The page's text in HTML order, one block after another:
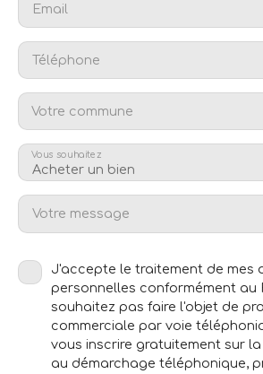
Email
Téléphone
Votre commune
Acheter un bien
Vous souhaitez
Votre message
J'accepte le traitement de mes
personnelles conformément au
souhaitez pas faire l'objet de
commerciale par voie
vous inscrire gratuitement sur
au démarchage téléphonique,